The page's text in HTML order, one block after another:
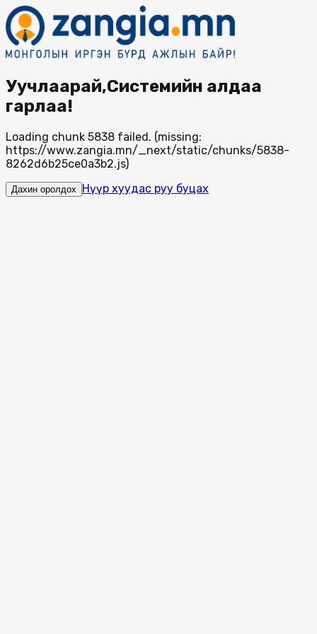
Уучлаарай,Системийн алдаа
гарлаа!
Loading chunk 5838 failed. (missing:
https://www.zangia.mn/_next/static/chunks/5838-
8262d6b25ce0a3b2.js)
Дахин оролдох Нүүр хуудас руу буцах